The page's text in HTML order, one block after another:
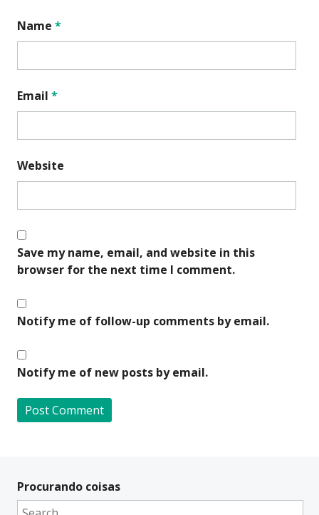
Name *
Email *
Website
Save my name, email, and website in this
browser for the next time I comment.
Notify me of follow-up comments by email.
Notify me of new posts by email.
t
e
Procurando coisas
Search